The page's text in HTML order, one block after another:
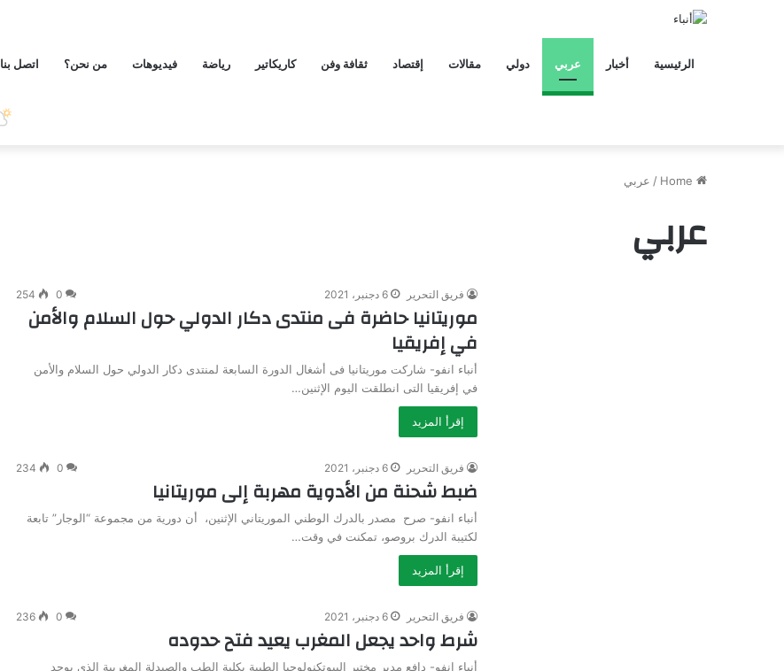
الرئيسية أخبار عربي دولي مقالات إقتصاد ثقافة وفن كاريكاتير رياضة فيديوهات من نحن؟ اتصل بنا
/ عربي
عربي
فريق التحرير 6 دجنبر، 2021 0
254
موريتانيا حاضرة فى منتدى دكار الدولي حول السلام والأمن
في إفريقيا
أنباء انفو- شاركت موريتانيا فى أشغال الدورة السابعة لمنتدى دكار الدولي حول السلام والأمن
في إفريقيا التى انطلقت اليوم الإثنين…
إقرأ المزيد
فريق التحرير 6 دجنبر، 2021 0
234
ضبط شحنة من الأدوية مهربة إلى موريتانيا
أنباء انفو- صرح مصدر بالدرك الوطني الموريتاني الإثنين، أن دورية من مجموعة “الوجار” تابعة
لكتيبة الدرك بروصو، تمكنت في وقت…
إقرأ المزيد
فريق التحرير 6 دجنبر، 2021 0
236
شرط واحد يجعل المغرب يعيد فتح حدوده
أنباء انفو- دافع مدير مختبر البيوتكنولوجيا الطبية بكلية الطب والصيدلة المغربية الذى يوجد